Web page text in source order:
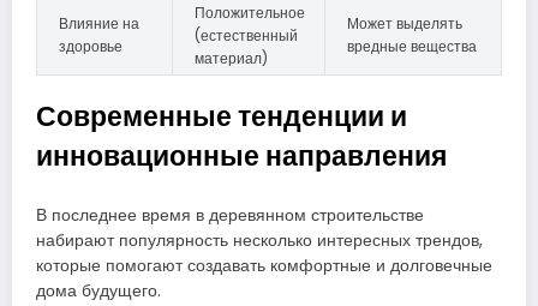
Влияние на
здоровье
Положительное
(естественный
материал)
Может выделять
вредные вещества
Современные тенденции и
инновационные направления
В последнее время в деревянном строительстве
набирают популярность несколько интересных трендов,
которые помогают создавать комфортные и долговечные
дома будущего.